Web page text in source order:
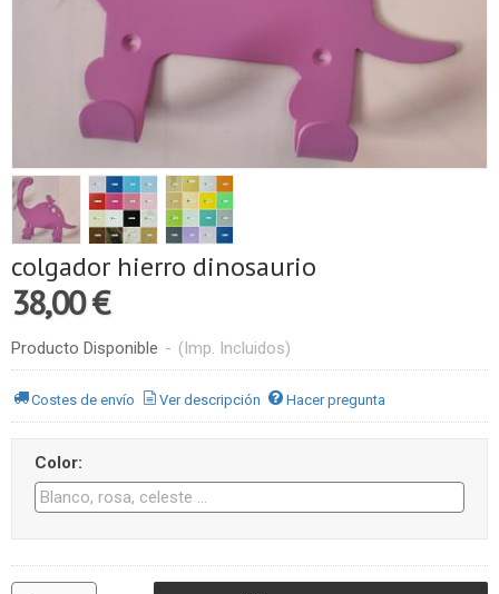
colgador hierro dinosaurio
38,00 €
Producto Disponible - (Imp. Incluidos)
Costes de envío Ver descripción Hacer pregunta
Color: